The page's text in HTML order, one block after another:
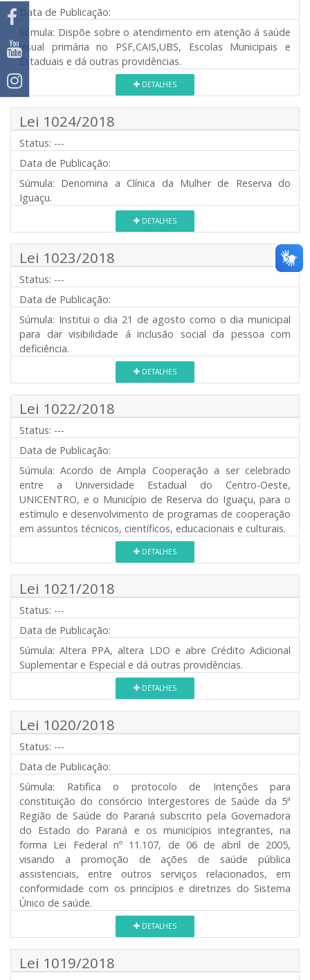
Data de Publicação:
Súmula: Dispõe sobre o atendimento em atenção á saúde
visual primária no PSF,CAIS,UBS, Escolas Municipais e
Estaduais e dá outras providências.
DETALHES
Lei 1024/2018
Status: ---
Data de Publicação:
Súmula: Denomina a Clínica da Mulher de Reserva do
Iguaçu.
DETALHES
Lei 1023/2018
Status: ---
Data de Publicação:
Súmula: Institui o dia 21 de agosto como o dia municipal
para dar visibilidade á inclusão social da pessoa com
deficiência.
DETALHES
Lei 1022/2018
Status: ---
Data de Publicação:
Súmula: Acordo de Ampla Cooperação a ser celebrado
entre a Universidade Estadual do Centro-Oeste,
UNICENTRO, e o Município de Reserva do Iguaçu, para o
estímulo e desenvolvimento de programas de cooperação
em assuntos técnicos, científicos, educacionais e culturais.
DETALHES
Lei 1021/2018
Status: ---
Data de Publicação:
Súmula: Altera PPA, altera LDO e abre Crédito Adicional
Suplementar e Especial e dá outras providências.
DETALHES
Lei 1020/2018
Status: ---
Data de Publicação:
Súmula: Ratifica o protocolo de Intenções para
constituição do consórcio Intergestores de Saúde da 5ª
Região de Saúde do Paraná subscrito pela Governadora
do Estado do Paraná e os municípios integrantes, na
forma Lei Federal nº 11.107, de 06 de abril de 2005,
visando a promoção de ações de saúde pública
assistenciais, entre outros serviços relacionados, em
conformidade com os princípios e diretrizes do Sistema
Único de saúde.
DETALHES
Lei 1019/2018